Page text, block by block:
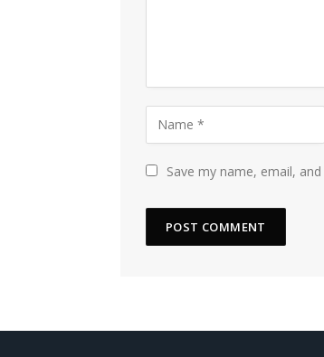
Save my name, email,